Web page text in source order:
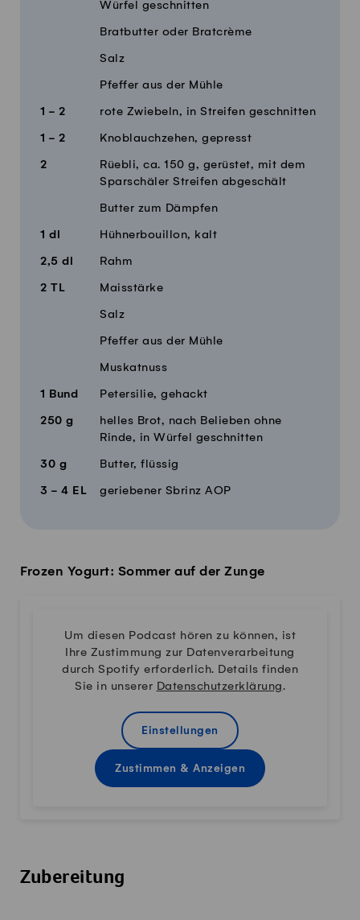
Würfel geschnitten
Bratbutter oder Bratcrème
Salz
Pfeffer aus der Mühle
1 - 2 rote Zwiebeln, in Streifen geschnitten
1 - 2 Knoblauchzehen, gepresst
2
Rüebli, ca. 150 g, gerüstet, mit dem
Sparschäler Streifen abgeschält
Butter zum Dämpfen
1 dl Hühnerbouillon, kalt
2,5 dl Rahm
2 TL Maisstärke
Salz
Pfeffer aus der Mühle
Muskatnuss
1 Bund Petersilie, gehackt
250 g
helles Brot, nach Belieben ohne
Rinde, in Würfel geschnitten
30 g Butter, flüssig
3 - 4 EL geriebener Sbrinz AOP
Frozen Yogurt: Sommer auf der Zunge
Um diesen Podcast hören zu können, ist
Ihre Zustimmung zur Datenverarbeitung
durch Spotify erforderlich. Details finden
Sie in unserer Datenschutzerklärung.
Einstellungen
Zustimmen & Anzeigen
Zubereitung